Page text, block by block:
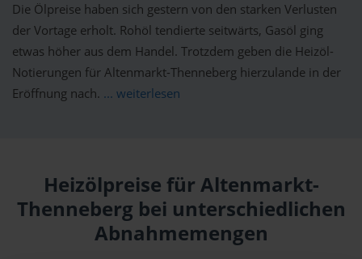
Die Ölpreise haben sich gestern von den starken Verlusten
der Vortage erholt. Rohöl tendierte seitwärts, Gasöl ging
etwas höher aus dem Handel. Trotzdem geben die Heizöl-
Notierungen für Altenmarkt-Thenneberg hierzulande in der
Eröffnung nach. ... weiterlesen
Heizölpreise für Altenmarkt-
Thenneberg bei unterschiedlichen
Abnahmemengen